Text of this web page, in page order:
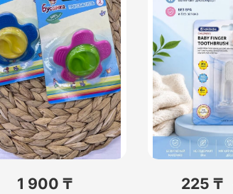
1 900 ₸ 225 ₸